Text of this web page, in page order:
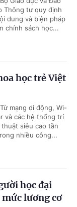
Thông tư quy định
dung và biện pháp
chính sách học...
học trẻ Việt
mạng di động, Wi-
và các hệ thống trí
siêu cao tần
nhiều công...
học đại
lương cơ